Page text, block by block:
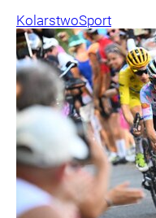
KolarstwoSport